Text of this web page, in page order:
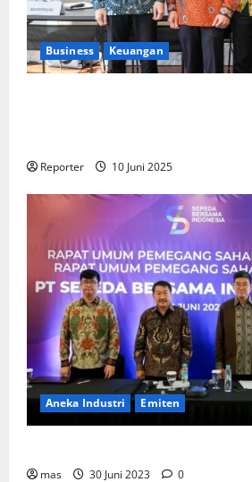
Business Keuangan
Reporter 10 Juni 2025
Aneka Industri Emiten
mas 30 Juni 2023 0